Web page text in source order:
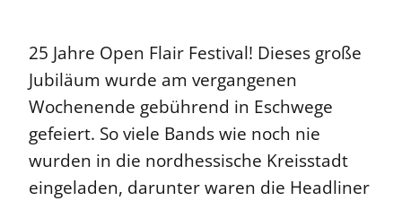
25 Jahre Open Flair Festival! Dieses große
Jubiläum wurde am vergangenen
Wochenende gebührend in Eschwege
gefeiert. So viele Bands wie noch nie
wurden in die nordhessische Kreisstadt
eingeladen, darunter waren die Headliner